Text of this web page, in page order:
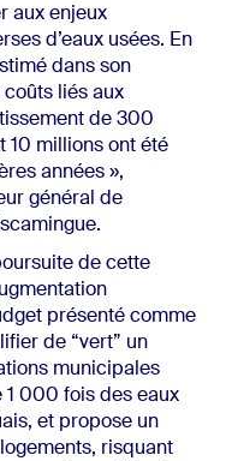
aux enjeux
d’eaux usées. En
dans son
coûts liés aux
de 300
10 millions ont été
années »,
général de
de cette
présenté comme
de “vert” un
municipales
1 000 fois des eaux
et propose un
risquant